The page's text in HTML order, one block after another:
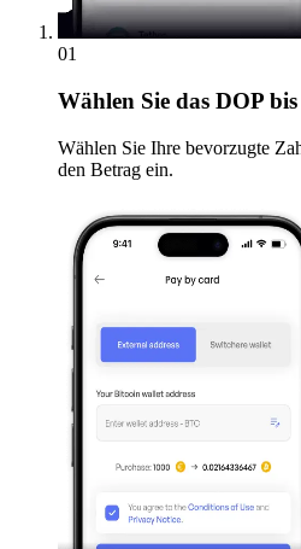
01
Wählen Sie das DOP
Wählen Sie Ihre bevorzugte
den Betrag ein.